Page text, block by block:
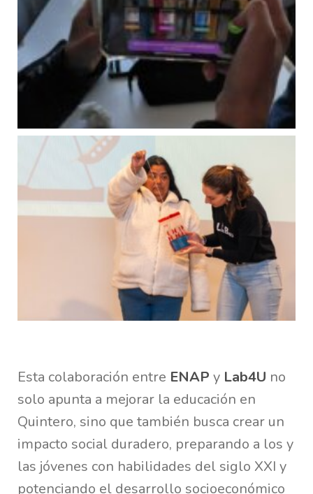
Esta colaboración entre ENAP y Lab4U no
solo apunta a mejorar la educación en
Quintero, sino que también busca crear un
impacto social duradero, preparando a los y
las jóvenes con habilidades del siglo XXI y
potenciando el desarrollo socioeconómico